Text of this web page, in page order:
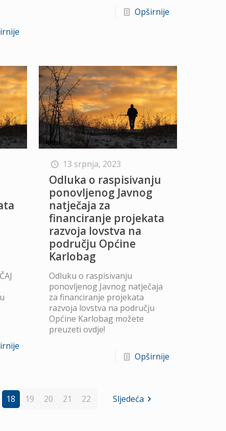
Opširnije
13 srpnja, 2023
Odluka o raspisivanju
ponovljenog Javnog
natječaja za
financiranje projekata
razvoja lovstva na
području Općine
Karlobag
Odluku o raspisivanju
ponovljenog Javnog natječaja
za financiranje projekata
razvoja lovstva na području
Općine Karlobag možete
preuzeti ovdje!
Opširnije
18 19 20 21 22 Sljedeća